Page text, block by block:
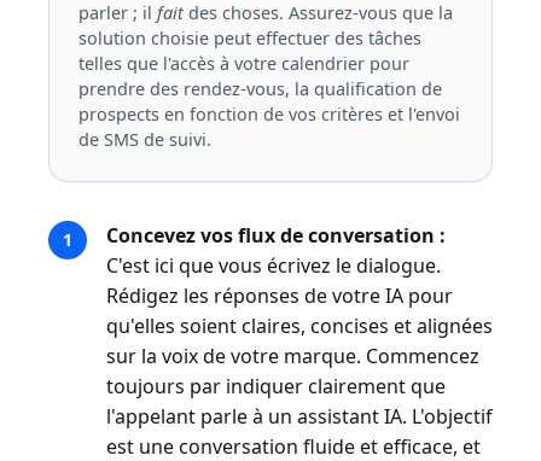
parler ; il faitdes choses. Assurez-vous que la
solution choisie peut effectuer des tâches
telles que l'accès à votre calendrier pour
prendre des rendez-vous, la qualification de
prospects en fonction de vos critères et l'envoi
de SMS de suivi.
Concevez vos flux de conversation :
C'est ici que vous écrivez le dialogue.
Rédigez les réponses de votre IA pour
qu'elles soient claires, concises et alignées
sur la voix de votre marque. Commencez
toujours par indiquer clairement que
l'appelant parle à un assistant IA. L'objectif
est une conversation fluide et efficace, et